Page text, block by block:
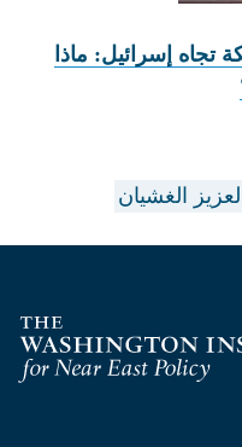
إسرائيل: ماذا